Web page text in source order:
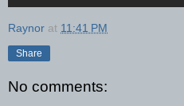
Raynor at 11:41 PM
Share
No comments: